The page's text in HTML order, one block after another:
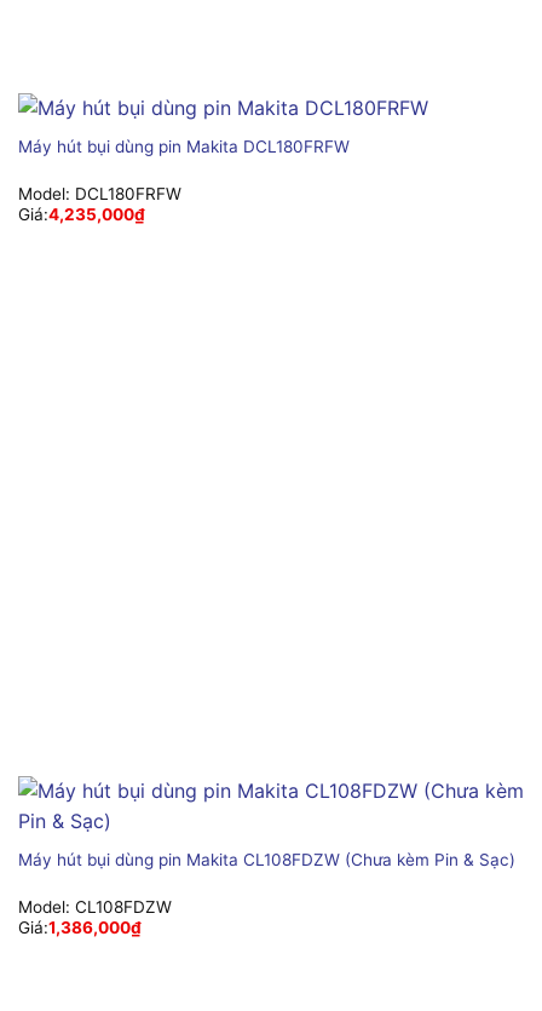
Máy hút bụi dùng pin Makita DCL180FRFW
Model: DCL180FRFW
Giá:4,235,000₫
Máy hút bụi dùng pin Makita CL108FDZW (Chưa kèm Pin & Sạc)
Model: CL108FDZW
Giá:1,386,000₫